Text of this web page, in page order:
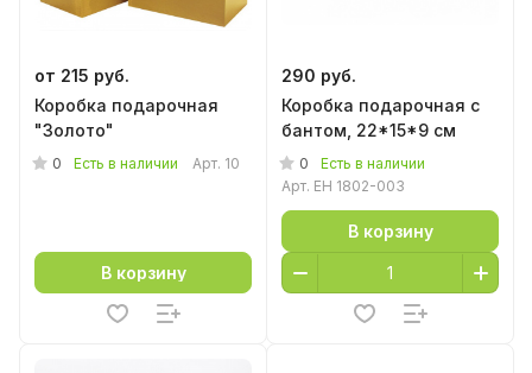
от 215 руб.
Коробка подарочная
"Золото"
0 Есть в наличии Арт. 10
В корзину
290 руб.
Коробка подарочная с
бантом, 22*15*9 см
0
Есть в наличии
Арт. EH 1802-003
В корзину